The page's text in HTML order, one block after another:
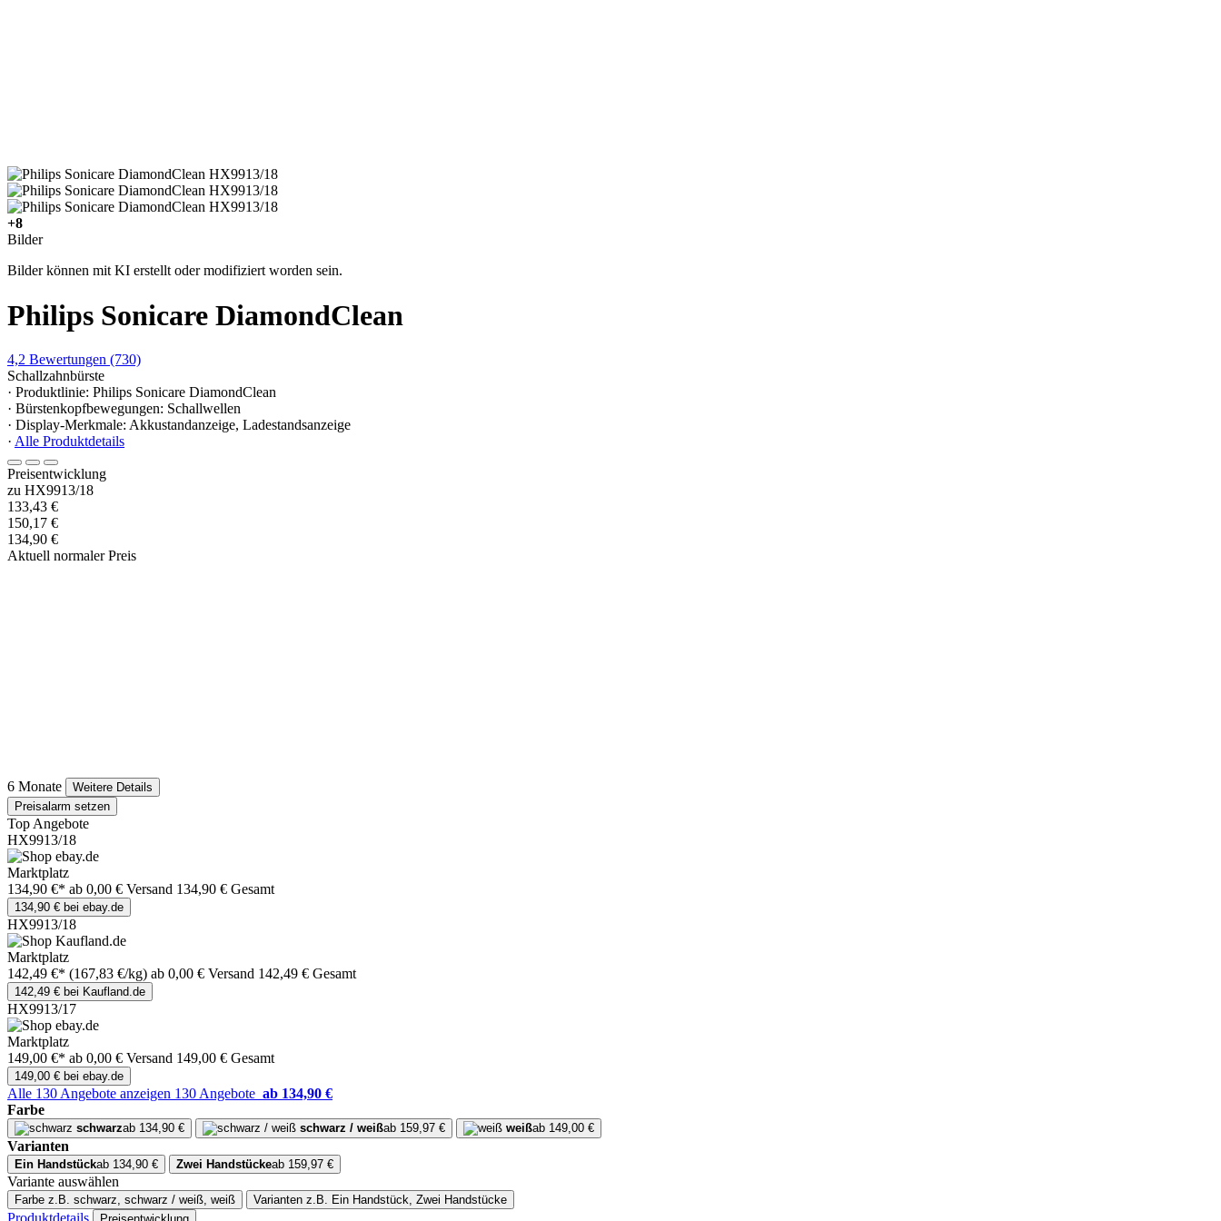
+8
Bilder
Bilder können mit KI erstellt oder modifiziert worden sein.
Philips Sonicare DiamondClean
4,2 Bewertungen (730)
Schallzahnbürste
· Produktlinie: Philips Sonicare DiamondClean
· Bürstenkopfbewegungen: Schallwellen
· Display-Merkmale: Akkustandanzeige, Ladestandsanzeige
· Alle Produktdetails
Preisentwicklung
zu HX9913/18
133,43 €
150,17 €
134,90 €
Aktuell normaler Preis
6 Monate
Weitere Details
Preisalarm setzen
Top Angebote
HX9913/18
Marktplatz
134,90 €* ab 0,00 € Versand 134,90 € Gesamt
134,90 € bei ebay.de
HX9913/18
Marktplatz
142,49 €* (167,83 €/kg) ab 0,00 € Versand 142,49 € Gesamt
142,49 € bei Kaufland.de
HX9913/17
Marktplatz
149,00 €* ab 0,00 € Versand 149,00 € Gesamt
149,00 € bei ebay.de
Alle 130 Angebote anzeigen 130 Angebote ab 134,90 €
Farbe
schwarzab 134,90 € schwarz / weißab 159,97 € weißab 149,00 €
Varianten
Ein Handstückab 134,90 € Zwei Handstückeab 159,97 €
Variante auswählen
Farbe z.B. schwarz, schwarz / weiß, weiß Varianten z.B. Ein Handstück, Zwei Handstücke
Produktdetails